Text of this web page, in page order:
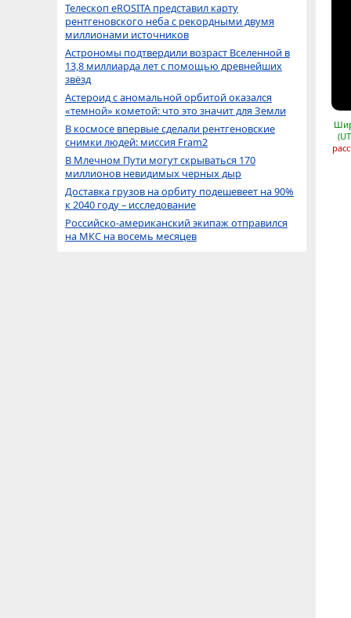
Телескоп eROSITA представил карту
рентгеновского неба с рекордными двумя
миллионами источников
Астрономы подтвердили возраст Вселенной в
13,8 миллиарда лет с помощью древнейших
звёзд
Астероид с аномальной орбитой оказался
«темной» кометой: что это значит для Земли
В космосе впервые сделали рентгеновские
снимки людей: миссия Fram2
В Млечном Пути могут скрываться 170
миллионов невидимых черных дыр
Доставка грузов на орбиту подешевеет на 90%
к 2040 году – исследование
Российско-американский экипаж отправился
на МКС на восемь месяцев